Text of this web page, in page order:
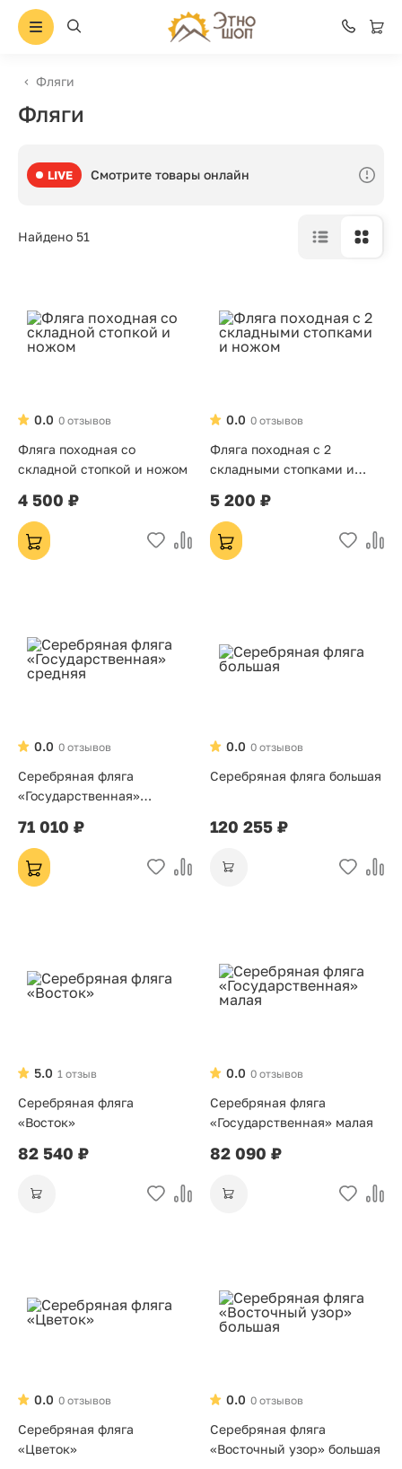
Фляги
Фляги
LIVE Смотрите товары онлайн
Найдено 51
0 отзывов
0.0
Фляга походная со
складной стопкой и ножом
4 500 ₽
0 отзывов
0.0
Фляга походная с 2
складными стопками и
5 200 ₽
0 отзывов
0.0
Серебряная фляга
«Государственная»
71 010 ₽
0 отзывов
0.0
Серебряная фляга большая
120 255 ₽
1 отзыв
5.0
Серебряная фляга
«Восток»
82 540 ₽
0 отзывов
0.0
Серебряная фляга
«Государственная» малая
82 090 ₽
0 отзывов
0.0
Серебряная фляга
«Цветок»
0 отзывов
0.0
Серебряная фляга
«Восточный узор» большая